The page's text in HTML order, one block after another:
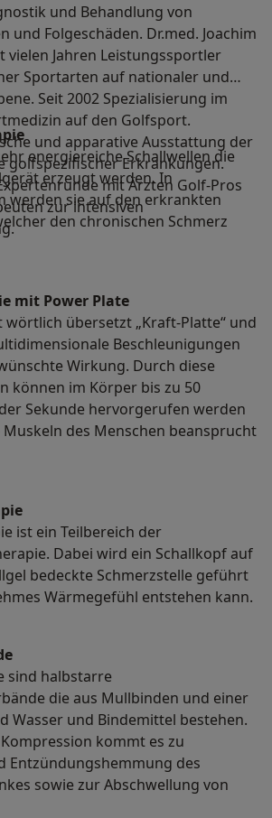
und Behandlung von
und Folgeschäden. Dr.med. Joachim
vielen Jahren Leistungssportler
Sportarten auf nationaler und
Seit 2002 Spezialisierung im
auf den Golfsport.
und apparative Ausstattung der
golfspezifischer Erkrankungen.
mit Ärzten Golf-Pros
zur intensiven
energiereiche Schallwellen die
erzeugt werden. In
werden sie auf den erkrankten
den chronischen Schmerz
mit Power Plate
wörtlich übersetzt „Kraft-Platte“ und
Beschleunigungen
Wirkung. Durch diese
können im Körper bis zu 50
Sekunde hervorgerufen werden
des Menschen beansprucht
ist ein Teilbereich der
Dabei wird ein Schallkopf auf
bedeckte Schmerzstelle geführt
Wärmegefühl entstehen kann.
sind halbstarre
die aus Mullbinden und einer
Wasser und Bindemittel bestehen.
kommt es zu
Entzündungshemmung des
sowie zur Abschwellung von